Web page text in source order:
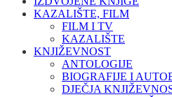
KAZALIŠTE, FILM
FILM I TV
KAZALIŠTE
KNJIŽEVNOST
ANTOLOGIJE
BIOGRAFIJE I
DJEČJA